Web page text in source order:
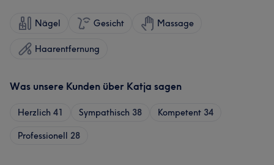
Nägel Gesicht Massage
Haarentfernung
Was unsere Kunden über Katja sagen
Herzlich 41 Sympathisch 38 Kompetent 34
Professionell 28